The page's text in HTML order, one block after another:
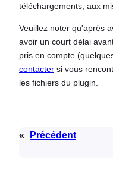
téléchargements, aux
Veuillez noter qu'après
avoir un court délai
pris en compte
contacter si vous
les fichiers du plugin.
«
Précédent